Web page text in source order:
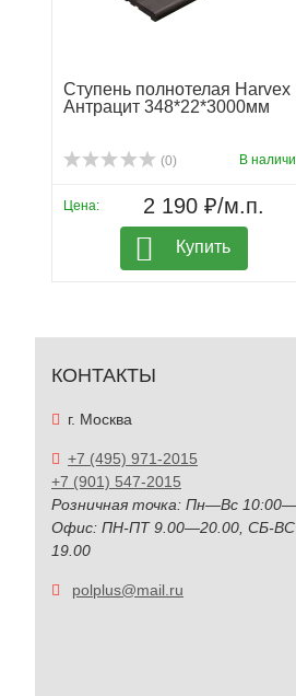
Ступень полнотелая Harvex
Антрацит 348*22*3000мм
(0) В
Цена: 2 190 ₽/м.п.
Купить
КОНТАКТЫ
г. Москва
+7 (495) 971-2015
+7 (901) 547-2015
Розничная точка: Пн—Вс
Офис: ПН-ПТ 9.00—20.00, СБ-
19.00
polplus@mail.ru